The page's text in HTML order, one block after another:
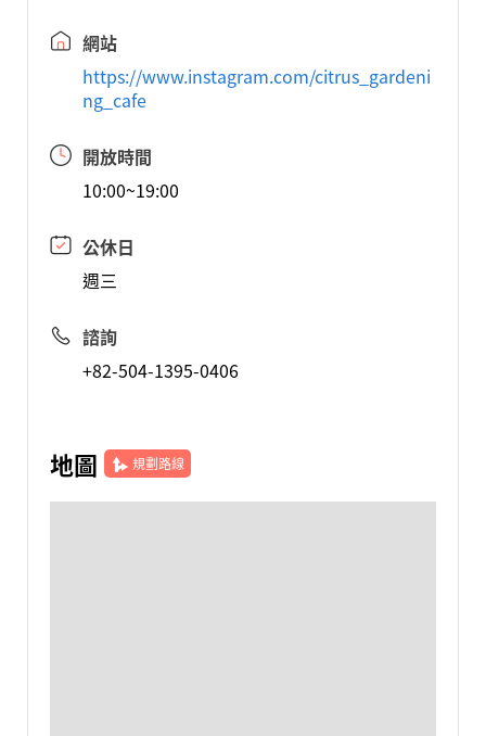
網站
https://www.instagram.com/citrus_gardeni
ng_cafe
開放時間
10:00~19:00
公休日
週三
諮詢
+82-504-1395-0406
地圖 規劃路線